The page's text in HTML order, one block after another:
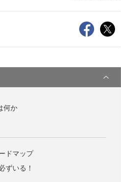
何か
ドマップ
ずいる！